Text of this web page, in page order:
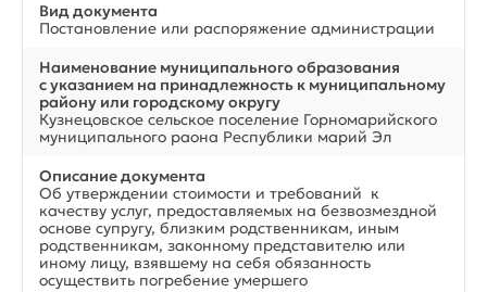
Вид документа
Постановление или распоряжение администрации
Наименование муниципального образования
с указанием на принадлежность к муниципальному
району или городскому округу
Кузнецовское сельское поселение Горномарийского
муниципального раона Республики марий Эл
Описание документа
Об утверждении стоимости и требований к
качеству услуг, предоставляемых на безвозмездной
основе супругу, близким родственникам, иным
родственникам, законному представителю или
иному лицу, взявшему на себя обязанность
осуществить погребение умершего